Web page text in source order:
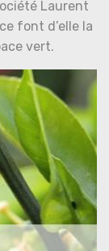
Laurent
font d’elle la
vert.